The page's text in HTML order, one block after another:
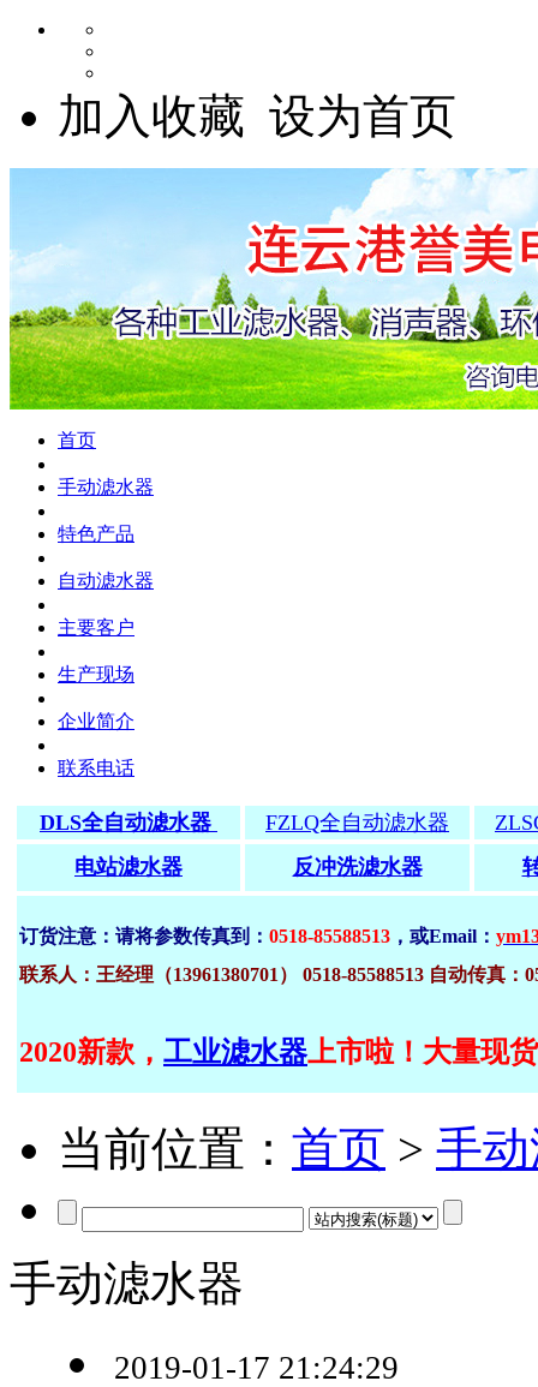
加入收藏 设为首页
首页
手动滤水器
特色产品
自动滤水器
主要客户
生产现场
企业简介
联系电话
DLS全自动滤水器 FZLQ全自动滤水器
电站滤水器
反冲洗滤水器
订货注意：请将参数传真到： 0518-85588513 ，或Email：
联系人：王经理（13961380701） 0518-85588513 自动传真：
2020新款， 工业滤水器上市啦！大量现
当前位置： 首页 > 手
手动滤水器
2019-01-17 21:24:29